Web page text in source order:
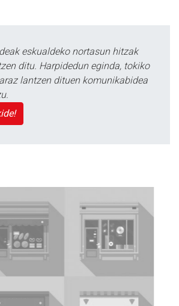
eskualdeko nortasun hitzak
ditu. Harpidedun eginda, tokiko
lantzen dituen komunikabidea